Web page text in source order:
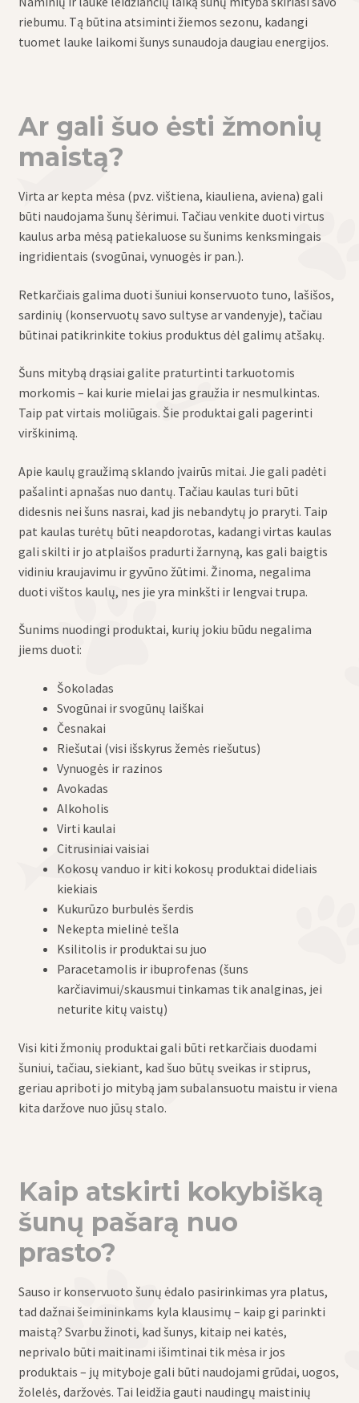
riebumu. Tą būtina atsiminti žiemos sezonu, kadangi
tuomet lauke laikomi šunys sunaudoja daugiau energijos.
Ar gali šuo ėsti žmonių
maistą?
Virta ar kepta mėsa (pvz. vištiena, kiauliena, aviena) gali
būti naudojama šunų šėrimui. Tačiau venkite duoti virtus
kaulus arba mėsą patiekaluose su šunims kenksmingais
ingridientais (svogūnai, vynuogės ir pan.).
Retkarčiais galima duoti šuniui konservuoto tuno, lašišos,
sardinių (konservuotų savo sultyse ar vandenyje), tačiau
būtinai patikrinkite tokius produktus dėl galimų atšakų.
Šuns mitybą drąsiai galite praturtinti tarkuotomis
morkomis – kai kurie mielai jas graužia ir nesmulkintas.
Taip pat virtais moliūgais. Šie produktai gali pagerinti
virškinimą.
Apie kaulų graužimą sklando įvairūs mitai. Jie gali padėti
pašalinti apnašas nuo dantų. Tačiau kaulas turi būti
didesnis nei šuns nasrai, kad jis nebandytų jo praryti. Taip
pat kaulas turėtų būti neapdorotas, kadangi virtas kaulas
gali skilti ir jo atplaišos pradurti žarnyną, kas gali baigtis
vidiniu kraujavimu ir gyvūno žūtimi. Žinoma, negalima
duoti vištos kaulų, nes jie yra minkšti ir lengvai trupa.
Šunims nuodingi produktai, kurių jokiu būdu negalima
jiems duoti:
Šokoladas
Svogūnai ir svogūnų laiškai
Česnakai
Riešutai (visi išskyrus žemės riešutus)
Vynuogės ir razinos
Avokadas
Alkoholis
Virti kaulai
Citrusiniai vaisiai
Kokosų vanduo ir kiti kokosų produktai dideliais
kiekiais
Kukurūzo burbulės šerdis
Nekepta mielinė tešla
Ksilitolis ir produktai su juo
Paracetamolis ir ibuprofenas (šuns
karčiavimui/skausmui tinkamas tik analginas, jei
neturite kitų vaistų)
Visi kiti žmonių produktai gali būti retkarčiais duodami
šuniui, tačiau, siekiant, kad šuo būtų sveikas ir stiprus,
geriau apriboti jo mitybą jam subalansuotu maistu ir viena
kita daržove nuo jūsų stalo.
Kaip atskirti kokybišką
šunų pašarą nuo
prasto?
Sauso ir konservuoto šunų ėdalo pasirinkimas yra platus,
tad dažnai šeimininkams kyla klausimų – kaip gi parinkti
maistą? Svarbu žinoti, kad šunys, kitaip nei katės,
neprivalo būti maitinami išimtinai tik mėsa ir jos
produktais – jų mityboje gali būti naudojami grūdai, uogos,
žolelės, daržovės. Tai leidžia gauti naudingų maistinių